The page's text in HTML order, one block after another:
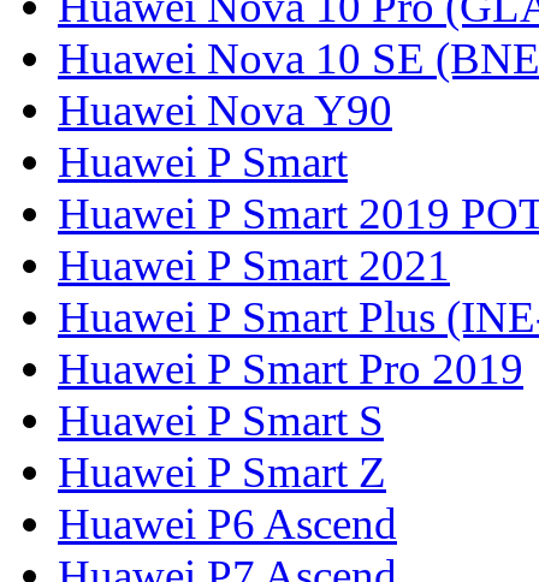
Huawei Nova 10 SE
Huawei Nova Y90
Huawei P Smart
Huawei P Smart 2019
Huawei P Smart 2021
Huawei P Smart Plus
Huawei P Smart Pro 2019
Huawei P Smart S
Huawei P Smart Z
Huawei P6 Ascend